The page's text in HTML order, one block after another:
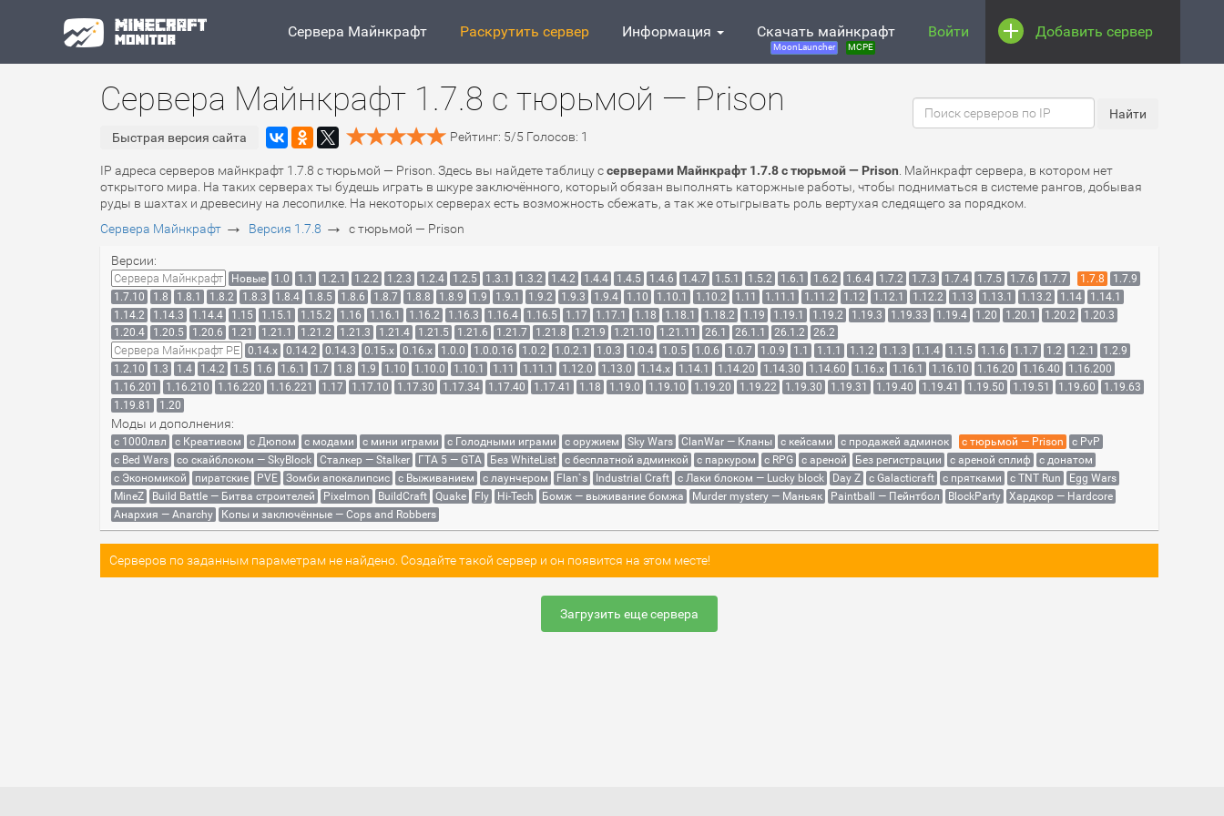
Сервера Майнкрафт Раскрутить сервер Информация Скачать майнкрафт
MoonLauncher MCPE
Войти Добавить сервер
Сервера Майнкрафт 1.7.8 с тюрьмой — Prison
Быстрая версия сайта Рейтинг: 5/5 Голосов: 1
IP адреса серверов майнкрафт 1.7.8 с тюрьмой — Prison. Здесь вы найдете таблицу ссерверами Майнкрафт 1.7.8 с тюрьмой — Prison . Майнкрафт сервера, в котором нет
открытого мира. На таких серверах ты будешь играть в шкуре заключённого, который обязан выполнять каторжные работы, чтобы подниматься в системе рангов, добывая
руды в шахтах и древесину на лесопилке. На некоторых серверах есть возможность сбежать, а так же отыгрывать роль вертухая следящего за порядком.
Сервера Майнкрафт → Версия 1.7.8 → с тюрьмой — Prison
Версии:
Сервера Майнкрафт Новые 1.0 1.1 1.2.1 1.2.2 1.2.3 1.2.4 1.2.5 1.3.1 1.3.2 1.4.2 1.4.4 1.4.5 1.4.6 1.4.7 1.5.1 1.5.2 1.6.1 1.6.2 1.6.4 1.7.2 1.7.3 1.7.4 1.7.5 1.7.6 1.7.7 1.7.8
1.7.9
1.7.10
1.8 1.8.1 1.8.2 1.8.3 1.8.4 1.8.5 1.8.6 1.8.7 1.8.8 1.8.9 1.9 1.9.1 1.9.2 1.9.3 1.9.4 1.10 1.10.1 1.10.2 1.11 1.11.1 1.11.2 1.12 1.12.1 1.12.2 1.13 1.13.1 1.13.2 1.14
1.14.1
1.14.2
1.14.3 1.14.4 1.15 1.15.1 1.15.2 1.16 1.16.1 1.16.2 1.16.3 1.16.4 1.16.5 1.17 1.17.1 1.18 1.18.1 1.18.2 1.19 1.19.1 1.19.2 1.19.3 1.19.33 1.19.4 1.20 1.20.1 1.20.2
1.20.3
1.20.4
1.20.5 1.20.6 1.21 1.21.1 1.21.2 1.21.3 1.21.4 1.21.5 1.21.6 1.21.7 1.21.8 1.21.9 1.21.10 1.21.11 26.1 26.1.1 26.1.2 26.2
Сервера Майнкрафт PE 0.14.x 0.14.2 0.14.3 0.15.x 0.16.x 1.0.0 1.0.0.16 1.0.2 1.0.2.1 1.0.3 1.0.4 1.0.5 1.0.6 1.0.7 1.0.9 1.1 1.1.1 1.1.2 1.1.3 1.1.4 1.1.5 1.1.6 1.1.7 1.2 1.2.1
1.2.9
1.2.10
1.3 1.4 1.4.2 1.5 1.6 1.6.1 1.7 1.8 1.9 1.10 1.10.0 1.10.1 1.11 1.11.1 1.12.0 1.13.0 1.14.x 1.14.1 1.14.20 1.14.30 1.14.60 1.16.x 1.16.1 1.16.10 1.16.20 1.16.40
1.16.200
1.16.201
1.16.210 1.16.220 1.16.221 1.17 1.17.10 1.17.30 1.17.34 1.17.40 1.17.41 1.18 1.19.0 1.19.10 1.19.20 1.19.22 1.19.30 1.19.31 1.19.40 1.19.41 1.19.50 1.19.51 1.19.60
1.19.63
1.19.81
1.20
Моды и дополнения:
с 1000лвл c Креативом с Дюпом с модами с мини играми с Голодными играми с оружием Sky Wars ClanWar — Кланы с кейсами с продажей админок с тюрьмой — Prison
с PvP
с Bed Wars
со скайблоком — SkyBlock Сталкер — Stalker ГТА 5 — GTA Без WhiteList с бесплатной админкой с паркуром с RPG с ареной Без регистрации с ареной сплиф
с донатом
с Экономикой
пиратские PVE Зомби апокалипсис с Выживанием с лаунчером Flan`s Industrial Craft с Лаки блоком — Lucky block Day Z с Galacticraft с прятками с TNT Run
Egg Wars
MineZ
Build Battle — Битва строителей Pixelmon BuildCraft Quake Fly Hi-Tech Бомж — выживание бомжа Murder mystery — Маньяк Paintball — Пейнтбол BlockParty
Хардкор — Hardcore
Анархия — Anarchy
Копы и заключённые — Cops and Robbers
Серверов по заданным параметрам не найдено. Создайте такой сервер и он появится на этом месте!
Загрузить еще сервера